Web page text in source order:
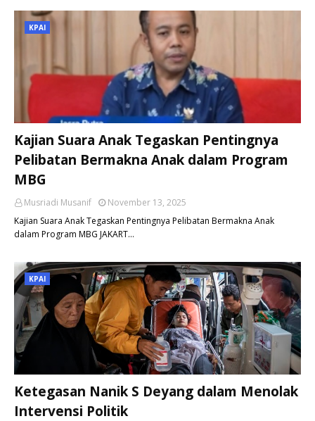
KPAI
Kajian Suara Anak Tegaskan Pentingnya
Pelibatan Bermakna Anak dalam Program
MBG
Musriadi Musanif
November 13, 2025
Kajian Suara Anak Tegaskan Pentingnya Pelibatan Bermakna Anak
dalam Program MBG JAKART…
KPAI
Ketegasan Nanik S Deyang dalam Menolak
Intervensi Politik